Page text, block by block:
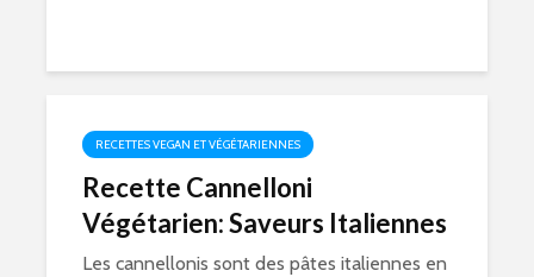
RECETTES VEGAN ET VÉGÉTARIENNES
Recette Cannelloni
Végétarien: Saveurs Italiennes
Les cannellonis sont des pâtes italiennes en